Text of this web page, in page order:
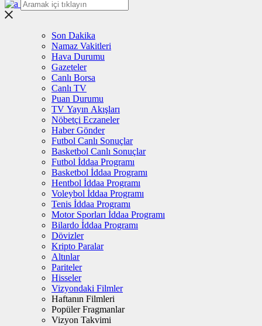
Son Dakika
Namaz Vakitleri
Hava Durumu
Gazeteler
Canlı Borsa
Canlı TV
Puan Durumu
TV Yayın Akışları
Nöbetçi Eczaneler
Haber Gönder
Futbol Canlı Sonuçlar
Basketbol Canlı Sonuçlar
Futbol İddaa Programı
Basketbol İddaa Programı
Hentbol İddaa Programı
Voleybol İddaa Programı
Tenis İddaa Programı
Motor Sporları İddaa Programı
Bilardo İddaa Programı
Dövizler
Kripto Paralar
Altınlar
Pariteler
Hisseler
Vizyondaki Filmler
Haftanın Filmleri
Popüler Fragmanlar
Vizyon Takvimi